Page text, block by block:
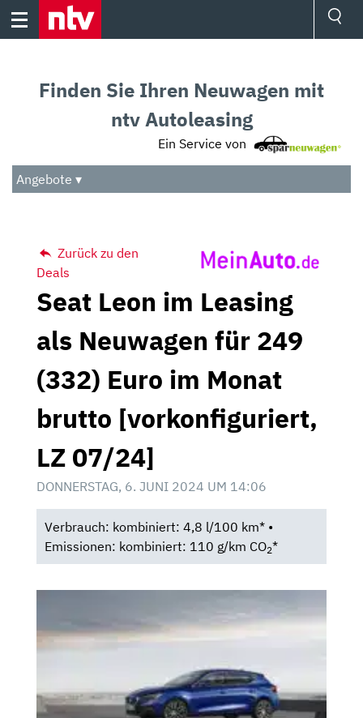
Skip
Audio
Das Beste
Finden Sie Ihren Neuwagen mit
ntv Autoleasing
Ein Service von
Angebote ▾
Zurück zu den
Deals
Seat Leon im Leasing
als Neuwagen für 249
(332) Euro im Monat
brutto [vorkonfiguriert,
LZ 07/24]
DONNERSTAG, 6. JUNI 2024 UM 14:06
Verbrauch: kombiniert: 4,8 l/100 km* •
Emissionen: kombiniert: 110 g/km CO2*